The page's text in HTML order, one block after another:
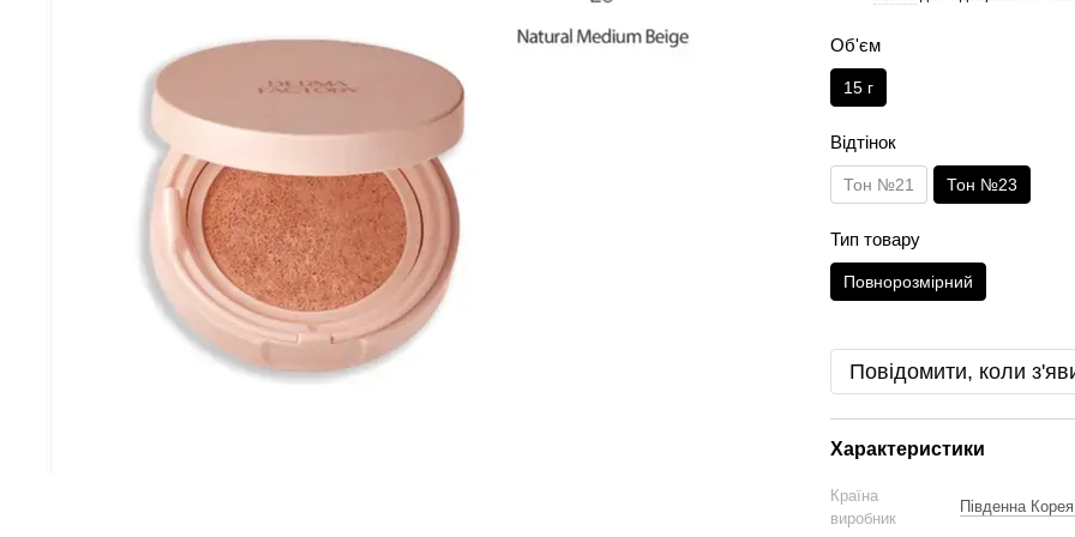
Об'єм
15 г
Відтінок
Тон №21 Тон №23
Тип товару
Повнорозмірний
Повідомити, коли
Характеристики
Країна
виробник
Південна